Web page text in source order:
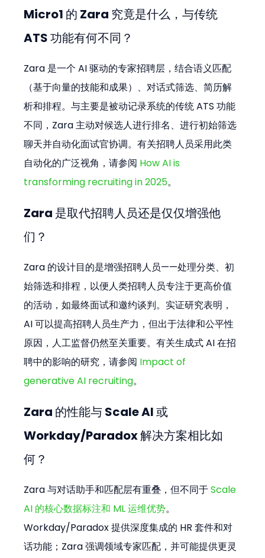
Micro1 的 Zara 究竟是什么，与传统
ATS 功能有何不同？
Zara 是一个 AI 驱动的专家招聘层，结合语义匹配
（基于向量的技能和成果）、对话式筛选、简历解
析和排程。与主要是被动记录系统的传统 ATS 功能
不同，Zara 主动对候选人进行排名、进行初始筛选
聊天并自动化面试官协调。有关招聘人员采用此类
自动化的广泛视角，请参阅 How AI is
transforming recruiting in 2025。
Zara 是取代招聘人员还是仅仅增强他
们？
Zara 的设计目的是增强招聘人员——处理分类、初
始筛选和排程，以便人类招聘人员专注于更高价值
的活动，如最终面试和邀约谈判。实证研究表明，
AI 可以提高招聘人员生产力，但出于法律和公平性
原因，人工监督仍然至关重要。有关生成式 AI 在招
聘中的影响的研究，请参阅 Impact of
generative AI recruiting。
Zara 的性能与 Scale AI 或
Workday/Paradox 解决方案相比如
何？
Zara 与对话助手和匹配层有重叠，但不同于 Scale
AI 的核心数据标注和 ML 运维优势。
Workday/Paradox 提供深度集成的 HR 套件和对
话功能；Zara 强调领域专家匹配，并可能提供更灵